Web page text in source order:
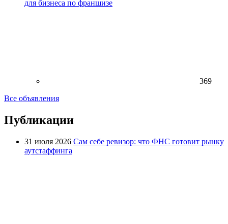
для бизнеса по франшизе
369
Все объявления
Публикации
31 июля 2026 Сам себе ревизор: что ФНС готовит рынку
аутстаффинга